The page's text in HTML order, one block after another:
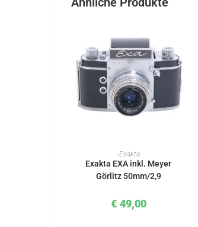
IN DEN WARENKORB
-Exakta
Exakta EXA inkl. Meyer
Görlitz 50mm/2,9
€ 49,00